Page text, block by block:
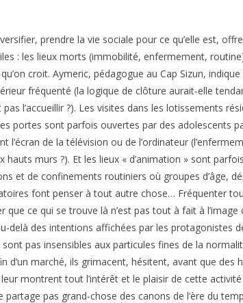
prendre la vie sociale pour ce qu’elle est,
: les lieux morts (immobilité, enfermement,
croit. Aymeric, pédagogue au Cap Sizun,
fréquenté (la logique de clôture aurait-elle
l’accueillir ?). Les visites dans les lotissements
portes sont parfois ouvertes par des adolescents
l’écran de la télévision ou de l’ordinateur
hauts murs ?). Et les lieux « d’animation » sont
et de confinements routiniers où groupes d’âge,
font penser à tout autre chose… Fréquenter
que ce qui se trouve là n’est pas tout à fait à
delà des intentions affichées par les protagonistes
pas insensibles aux particules fines de la
d’un marché, ils grimacent, hésitent, avant que des
montrent tout l’intérêt et le plaisir de cette activité
partage pas grand-chose des canons de l’ère du